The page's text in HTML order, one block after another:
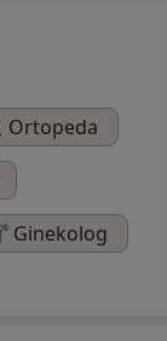
Ortopeda
Ginekolog